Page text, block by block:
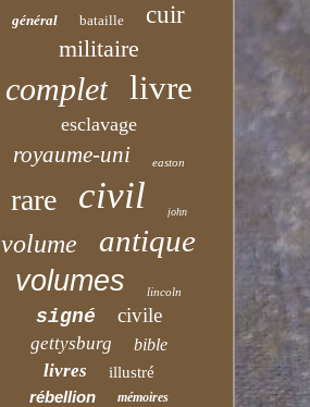
général bataille
cuir
militaire
complet livre
esclavage
royaume-uni easton
rare civil john
volume antique
volumes lincoln
signé civile
gettysburg bible
livres illustré
rébellion mémoires